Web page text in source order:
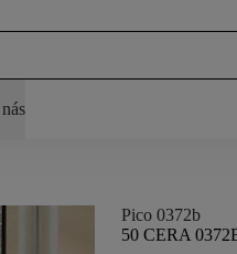
Pico 0372b
50 CERA